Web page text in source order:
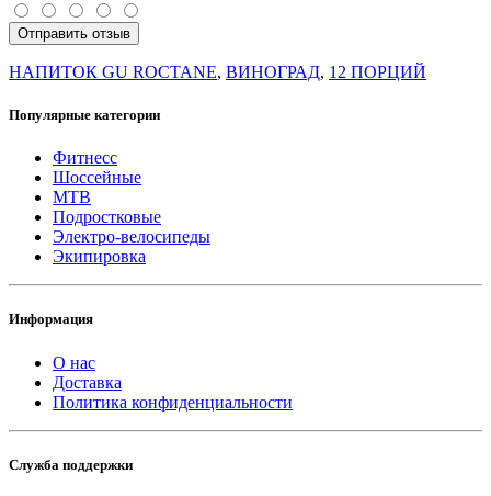
Отправить отзыв
НАПИТОК GU ROCTANE, ВИНОГРАД, 12 ПОРЦИЙ
Популярные категории
Фитнесс
Шоссейные
MTB
Подростковые
Электро-велосипеды
Экипировка
Информация
О нас
Доставка
Политика конфиденциальности
Служба поддержки